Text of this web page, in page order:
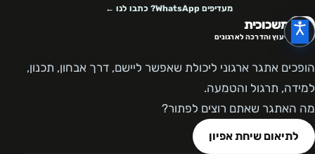
מעדיפים WhatsApp? כתבו לנו ←
משכוכית
ייעוץ והדרכה לארגונים
הופכים אתגר ארגוני ליכולת שאפשר ליישם, דרך אבחון, תכנון,
למידה, תרגול והטמעה.
מה האתגר שאתם רוצים לפתור?
לתיאום שיחת אפיון